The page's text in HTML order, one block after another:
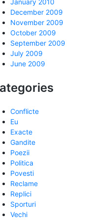
January 2010
December 2009
November 2009
October 2009
September 2009
July 2009
June 2009
Conflicte
Eu
Exacte
Gandite
Poezii
Politica
Povesti
Reclame
Replici
Sporturi
Vechi